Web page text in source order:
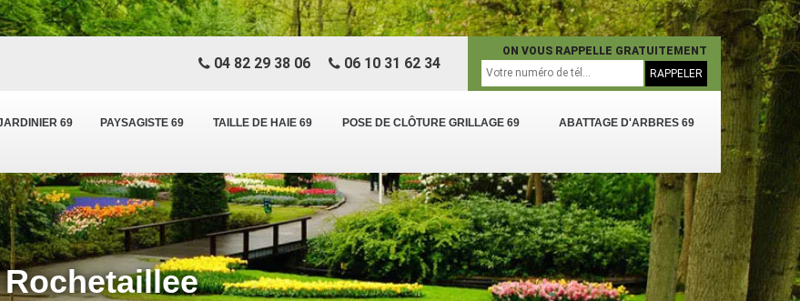
69 PAYSAGISTE 69 TAILLE DE HAIE 69 POSE DE CLÔTURE GRILLAGE 69 ABATTAGE D'ARBRES 69
04 82 29 38 06 06 10 31 62 34
ON VOUS RAPPELLE GRATUITEMENT